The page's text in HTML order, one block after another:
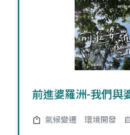
前進婆羅洲-我們與
氣候變遷 環境開發